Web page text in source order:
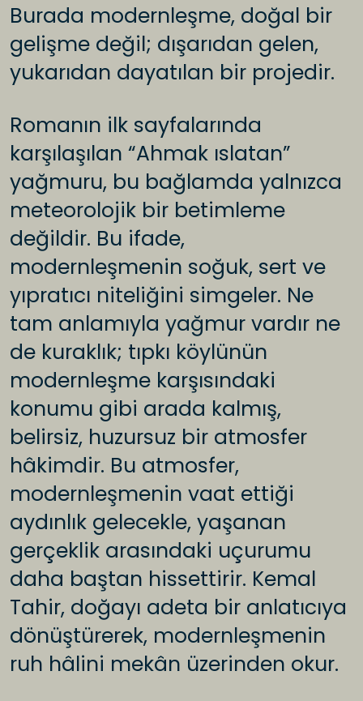
Burada modernleşme, doğal bir
gelişme değil; dışarıdan gelen,
yukarıdan dayatılan bir projedir.
Romanın ilk sayfalarında
karşılaşılan “Ahmak ıslatan”
yağmuru, bu bağlamda yalnızca
meteorolojik bir betimleme
değildir. Bu ifade,
modernleşmenin soğuk, sert ve
yıpratıcı niteliğini simgeler. Ne
tam anlamıyla yağmur vardır ne
de kuraklık; tıpkı köylünün
modernleşme karşısındaki
konumu gibi arada kalmış,
belirsiz, huzursuz bir atmosfer
hâkimdir. Bu atmosfer,
modernleşmenin vaat ettiği
aydınlık gelecekle, yaşanan
gerçeklik arasındaki uçurumu
daha baştan hissettirir. Kemal
Tahir, doğayı adeta bir anlatıcıya
dönüştürerek, modernleşmenin
ruh hâlini mekân üzerinden okur.